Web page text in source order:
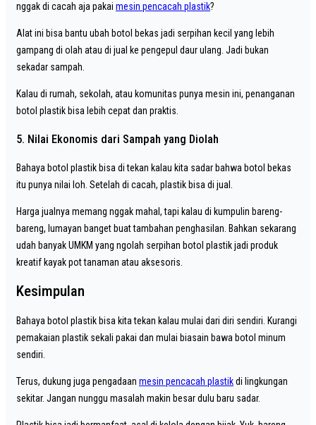
nggak di cacah aja pakai mesin pencacah plastik?
Alat ini bisa bantu ubah botol bekas jadi serpihan kecil yang lebih
gampang di olah atau di jual ke pengepul daur ulang. Jadi bukan
sekadar sampah.
Kalau di rumah, sekolah, atau komunitas punya mesin ini, penanganan
botol plastik bisa lebih cepat dan praktis.
5. Nilai Ekonomis dari Sampah yang Diolah
Bahaya botol plastik bisa di tekan kalau kita sadar bahwa botol bekas
itu punya nilai loh. Setelah di cacah, plastik bisa di jual.
Harga jualnya memang nggak mahal, tapi kalau di kumpulin bareng-
bareng, lumayan banget buat tambahan penghasilan. Bahkan sekarang
udah banyak UMKM yang ngolah serpihan botol plastik jadi produk
kreatif kayak pot tanaman atau aksesoris.
Kesimpulan
Bahaya botol plastik bisa kita tekan kalau mulai dari diri sendiri. Kurangi
pemakaian plastik sekali pakai dan mulai biasain bawa botol minum
sendiri.
Terus, dukung juga pengadaan mesin pencacah plastikdi lingkungan
sekitar. Jangan nunggu masalah makin besar dulu baru sadar.